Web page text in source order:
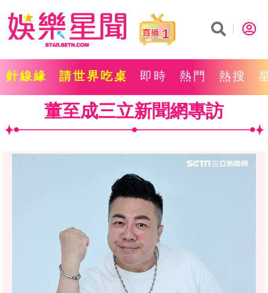
1
針線緣 請世界吃桌 即時 熱門 熱搜
董至成三立新聞網專訪